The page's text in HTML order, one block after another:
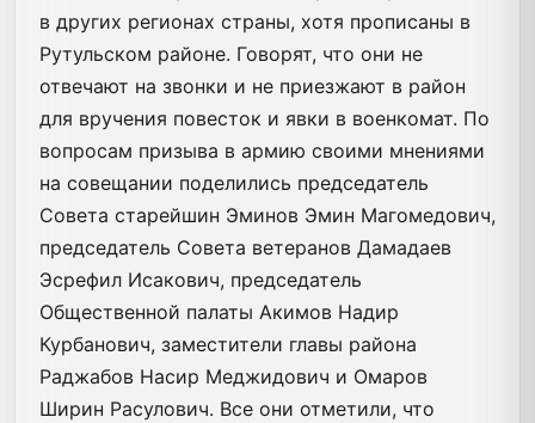
в других регионах страны, хотя прописаны в
Рутульском районе. Говорят, что они не
отвечают на звонки и не приезжают в район
для вручения повесток и явки в военкомат. По
вопросам призыва в армию своими мнениями
на совещании поделились председатель
Совета старейшин Эминов Эмин Магомедович,
председатель Совета ветеранов Дамадаев
Эсрефил Исакович, председатель
Общественной палаты Акимов Надир
Курбанович, заместители главы района
Раджабов Насир Меджидович и Омаров
Ширин Расулович. Все они отметили, что